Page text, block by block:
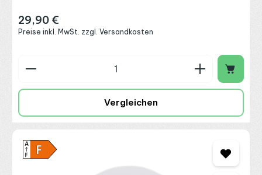
Regulärer Preis:
29,90 €
Preise inkl. MwSt. zzgl. Versandkosten
Produkt Anzahl: Gib den gewünschten Wert
Vergleichen